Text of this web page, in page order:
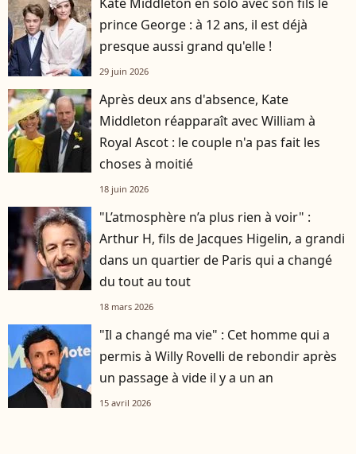
prince George : à 12 ans, il est déjà
presque aussi grand qu'elle !
29 juin 2026
Après deux ans d'absence, Kate
Middleton réapparaît avec William à
Royal Ascot : le couple n'a pas fait les
choses à moitié
18 juin 2026
"L’atmosphère n’a plus rien à voir" :
Arthur H, fils de Jacques Higelin, a grandi
dans un quartier de Paris qui a changé
du tout au tout
18 mars 2026
"Il a changé ma vie" : Cet homme qui a
permis à Willy Rovelli de rebondir après
un passage à vide il y a un an
15 avril 2026